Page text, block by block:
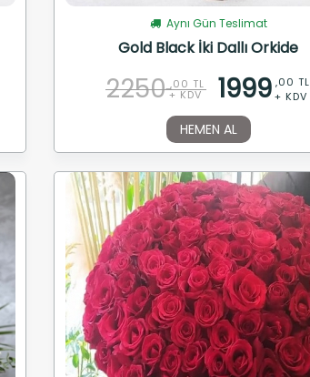
Aynı Gün Teslimat
Gold Black İki Dallı Orkide
2250 ,00 TL
+ KDV 1999 ,00 TL
+ KDV
HEMEN AL